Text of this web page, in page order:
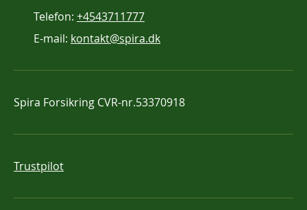
Telefon: +4543711777
E-mail: kontakt@spira.dk
Spira Forsikring CVR-nr.53370918
Trustpilot